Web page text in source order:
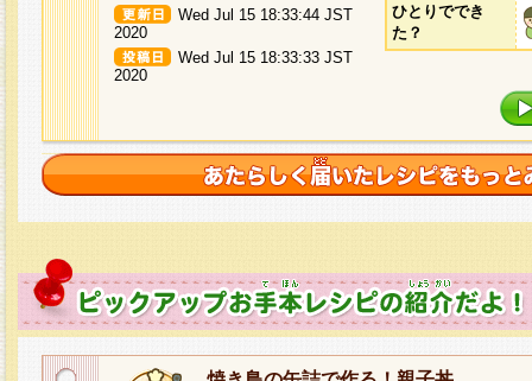
Wed Jul 15 18:33:44 JST
2020
Wed Jul 15 18:33:33 JST
2020
ひとりででき
た？